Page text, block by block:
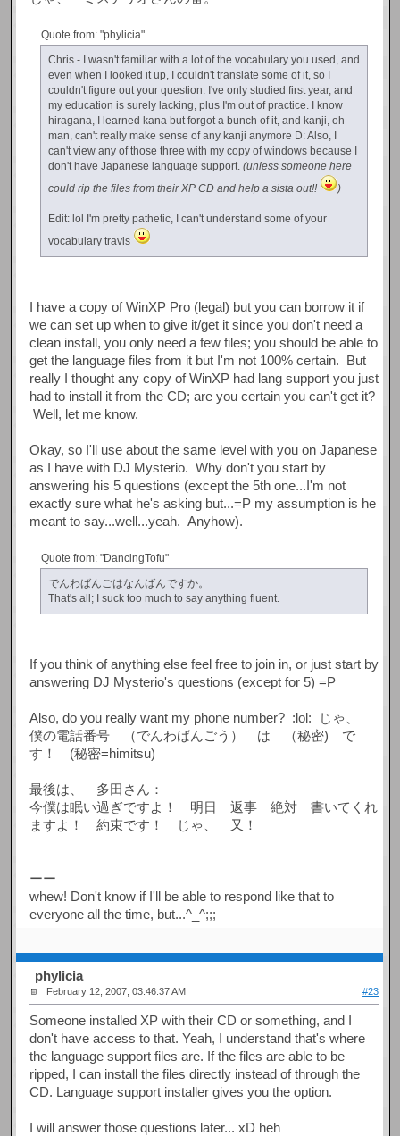
Quote from: "phylicia"
Chris - I wasn't familiar with a lot of the vocabulary you used, and
even when I looked it up, I couldn't translate some of it, so I
couldn't figure out your question. I've only studied first year, and
my education is surely lacking, plus I'm out of practice. I know
hiragana, I learned kana but forgot a bunch of it, and kanji, oh
man, can't really make sense of any kanji anymore D: Also, I
can't view any of those three with my copy of windows because I
don't have Japanese language support. (unless someone here
could rip the files from their XP CD and help a sista out!!
)
Edit: lol I'm pretty pathetic, I can't understand some of your
vocabulary travis
I have a copy of WinXP Pro (legal) but you can borrow it if
we can set up when to give it/get it since you don't need a
clean install, you only need a few files; you should be able to
get the language files from it but I'm not 100% certain. But
really I thought any copy of WinXP had lang support you just
had to install it from the CD; are you certain you can't get it?
Well, let me know.
Okay, so I'll use about the same level with you on Japanese
as I have with DJ Mysterio. Why don't you start by
answering his 5 questions (except the 5th one...I'm not
exactly sure what he's asking but...=P my assumption is he
meant to say...well...yeah. Anyhow).
Quote from: "DancingTofu"
でんわばんごはなんばんですか。
That's all; I suck too much to say anything fluent.
If you think of anything else feel free to join in, or just start by
answering DJ Mysterio's questions (except for 5) =P
Also, do you really want my phone number? :lol: じゃ、
僕の電話番号 （でんわばんごう） は （秘密) で
す！ (秘密=himitsu)
最後は、 多田さん：
今僕は眠い過ぎですよ！ 明日 返事 絶対 書いてくれ
ますよ！ 約束です！ じゃ、 又！
ーー
whew! Don't know if I'll be able to respond like that to
everyone all the time, but...^_^;;;
phylicia
February 12, 2007, 03:46:37 AM #23
Someone installed XP with their CD or something, and I
don't have access to that. Yeah, I understand that's where
the language support files are. If the files are able to be
ripped, I can install the files directly instead of through the
CD. Language support installer gives you the option.
I will answer those questions later... xD heh